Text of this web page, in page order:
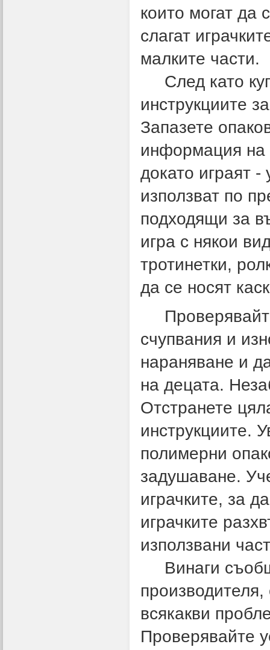
които могат да
слагат
малките части.
След като
инструкциите
Запазете
информация на
докато играят -
използват по
подходящи за
игра с някои
тротинетки,
да се носят
счупвания и
нараняване и
на децата.
Отстранете
инструкциите.
полимерни
задушаване.
играчките, за
играчките
използвани
Винаги
производителя,
всякакви
Проверявайте